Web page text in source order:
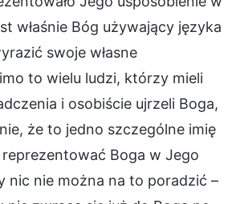
właśnie Bóg używający języka
swoje własne
to wielu ludzi, którzy mieli
i osobiście ujrzeli Boga,
że to jedno szczególne imię
Boga w Jego
nic nie można na to poradzić –